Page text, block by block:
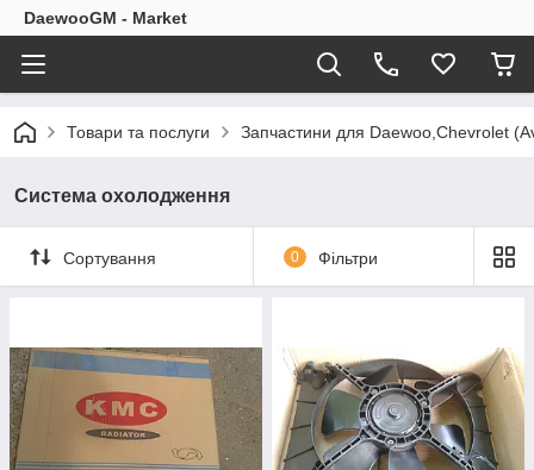
DaewooGM - Market
Товари та послуги Запчастини для Daewoo,Chevrolet
Система охолодження
Сортування 0 Фільтри